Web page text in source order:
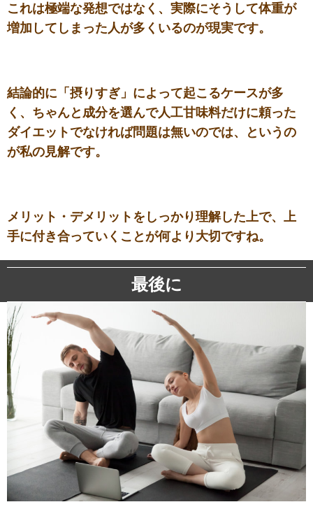
これは極端な発想ではなく、実際にそうして体重が
増加してしまった人が多くいるのが現実です。
結論的に「摂りすぎ」によって起こるケースが多
く、ちゃんと成分を選んで人工甘味料だけに頼った
ダイエットでなければ問題は無いのでは、というの
が私の見解です。
メリット・デメリットをしっかり理解した上で、上
手に付き合っていくことが何より大切ですね。
最後に